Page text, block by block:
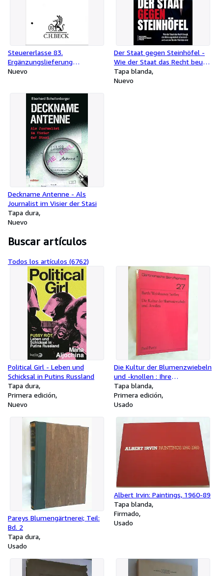
Steuererlasse 83.
Ergänzungslieferung
Rechtsstand: 31. Januar 2026
Nuevo
Der Staat gegen Steinhöfel -
Wie der Staat das Recht beugt,
die Meinungsfreiheit attackiert
- und warum Sie der Nächste
Tapa blanda
Nuevo
Deckname Antenne - Als
Journalist im Visier der Stasi
Tapa dura
Nuevo
Buscar artículos
Todos los artículos (6762)
Political Girl - Leben und
Schicksal in Putins Russland
Tapa dura
Primera edición
Nuevo
Die Kultur der Blumenzwiebeln
und -knollen : Ihre
Vermehrung, Anzucht u.
Behandlung.
Tapa blanda
Primera edición
Usado
Pareys Blumengärtnerei; Teil:
Bd. 2
Tapa dura
Usado
Albert Irvin: Paintings, 1960-89
Tapa blanda
Firmado
Usado